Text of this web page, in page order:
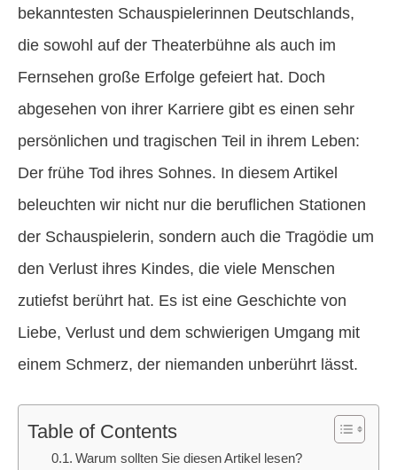
bekanntesten Schauspielerinnen Deutschlands,
die sowohl auf der Theaterbühne als auch im
Fernsehen große Erfolge gefeiert hat. Doch
abgesehen von ihrer Karriere gibt es einen sehr
persönlichen und tragischen Teil in ihrem Leben:
Der frühe Tod ihres Sohnes. In diesem Artikel
beleuchten wir nicht nur die beruflichen Stationen
der Schauspielerin, sondern auch die Tragödie um
den Verlust ihres Kindes, die viele Menschen
zutiefst berührt hat. Es ist eine Geschichte von
Liebe, Verlust und dem schwierigen Umgang mit
einem Schmerz, der niemanden unberührt lässt.
Table of Contents
Warum sollten Sie diesen Artikel lesen?